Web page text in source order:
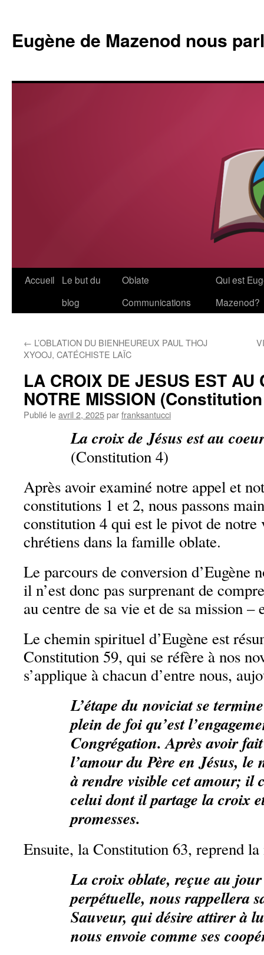
Eugène de Mazenod nous
Aller
Accueil
Le but du
blog
Oblate
Communications
Qui est
Mazenod?
← L’OBLATION DU BIENHEUREUX PAUL THOJ
XYOOJ, CATÉCHISTE LAÏC
LA CROIX DE JESUS EST AU
NOTRE MISSION
Publié leavril 2, 2025parfranksantucci
La croix de Jésus est au
(Constitution 4)
Après avoir examiné notre appel et
constitutions 1 et 2, nous passons
constitution 4 qui est le pivot de notre
chrétiens dans la famille oblate.
Le parcours de conversion d’Eugène
il n’est donc pas surprenant de
au centre de sa vie et de sa mission –
Le chemin spirituel d’Eugène est
Constitution 59, qui se réfère à nos
s’applique à chacun d’entre nous,
L’étape du noviciat se
plein de foi qu’est
Congrégation. Après avoir
l’amour du Père en Jésus, le
à rendre visible cet amour; il
celui dont il partage la croix
promesses.
Ensuite, la Constitution 63, reprend
La croix oblate, reçue au
perpétuelle, nous rappellera
Sauveur, qui désire attirer à
nous envoie comme ses